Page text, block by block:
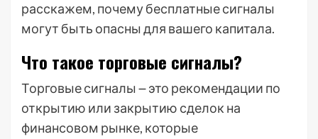
расскажем, почему бесплатные сигналы
могут быть опасны для вашего капитала.
Что такое торговые сигналы?
Торговые сигналы ౼ это рекомендации по
открытию или закрытию сделок на
финансовом рынке, которые